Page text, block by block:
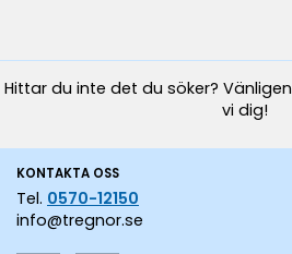
Hittar du inte det du söker? Vänligen
vi dig!
KONTAKTA OSS
Tel. 0570-12150
info@tregnor.se